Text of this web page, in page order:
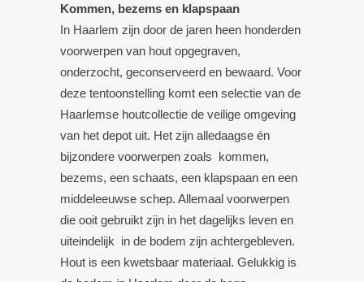
Kommen, bezems en klapspaan
In Haarlem zijn door de jaren heen honderden
voorwerpen van hout opgegraven,
onderzocht, geconserveerd en bewaard. Voor
deze tentoonstelling komt een selectie van de
Haarlemse houtcollectie de veilige omgeving
van het depot uit. Het zijn alledaagse én
bijzondere voorwerpen zoals kommen,
bezems, een schaats, een klapspaan en een
middeleeuwse schep. Allemaal voorwerpen
die ooit gebruikt zijn in het dagelijks leven en
uiteindelijk in de bodem zijn achtergebleven.
Hout is een kwetsbaar materiaal. Gelukkig is